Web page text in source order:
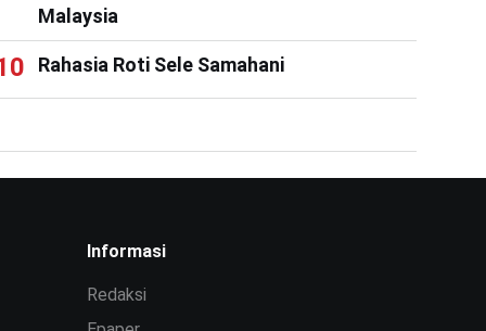
Malaysia
Rahasia Roti Sele Samahani
Informasi
Redaksi